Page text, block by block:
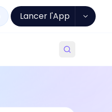
Lancer l'App